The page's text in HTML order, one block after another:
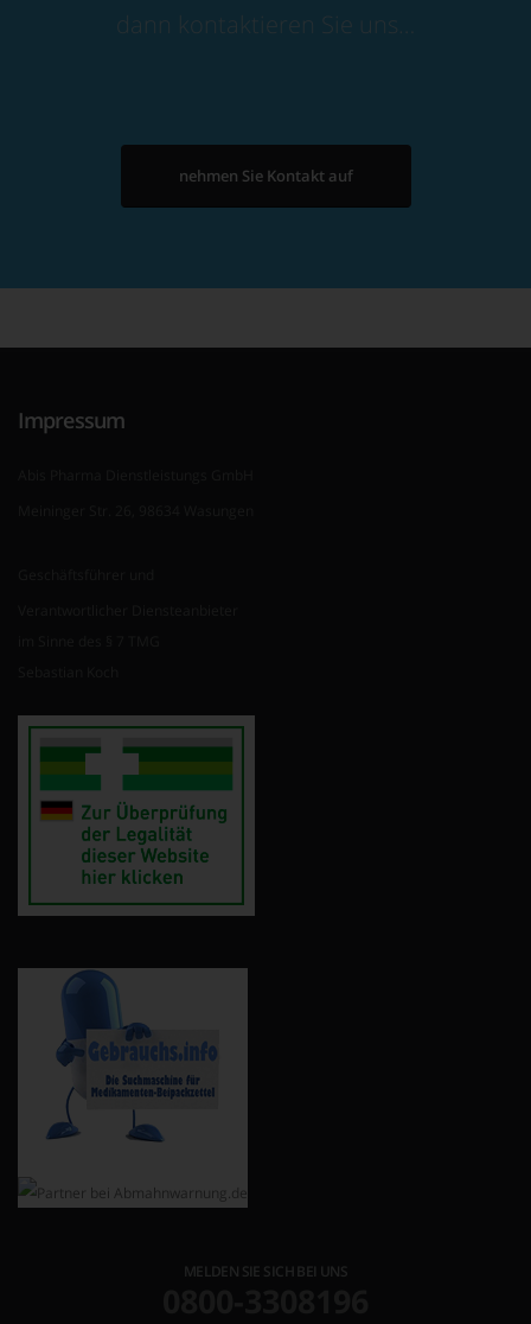
dann kontaktieren Sie uns…
nehmen Sie Kontakt auf
Impressum
MELDEN SIE SICH BEI UNS